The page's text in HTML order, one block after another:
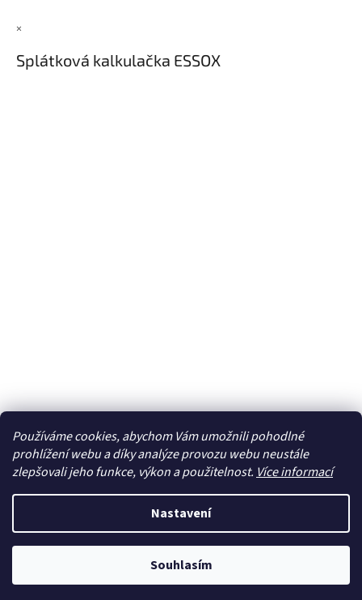
Používáme cookies, abychom Vám umožnili pohodlné
prohlížení webu a díky analýze provozu webu neustále
zlepšovali jeho funkce, výkon a použitelnost. Více informací
Nastavení
Souhlasím
×
Splátková kalkulačka ESSOX
Newsletter